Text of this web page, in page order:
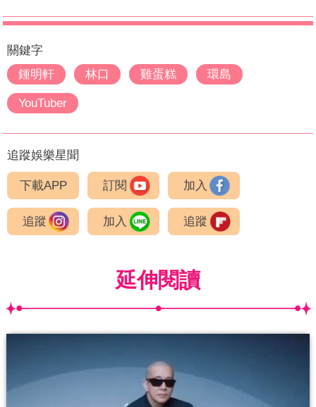
關鍵字
鍾明軒
林口 雞蛋糕 環島
YouTuber
追蹤娛樂星聞
下載APP 訂閱 加入
追蹤 加入 追蹤
延伸閱讀